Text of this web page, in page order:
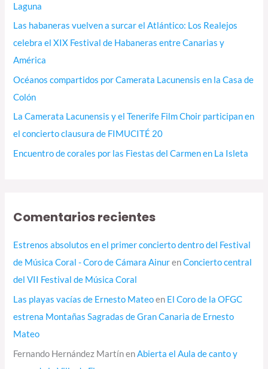
Laguna
Las habaneras vuelven a surcar el Atlántico: Los Realejos
celebra el XIX Festival de Habaneras entre Canarias y
América
Océanos compartidos por Camerata Lacunensis en la Casa de
Colón
La Camerata Lacunensis y el Tenerife Film Choir participan en
el concierto clausura de FIMUCITÉ 20
Encuentro de corales por las Fiestas del Carmen en La Isleta
Comentarios recientes
Estrenos absolutos en el primer concierto dentro del Festival
de Música Coral - Coro de Cámara AinurenConcierto central
del VII Festival de Música Coral
Las playas vacías de Ernesto Mateoen El Coro de la OFGC
estrena Montañas Sagradas de Gran Canaria de Ernesto
Mateo
Fernando Hernández MartínenAbierta el Aula de canto y